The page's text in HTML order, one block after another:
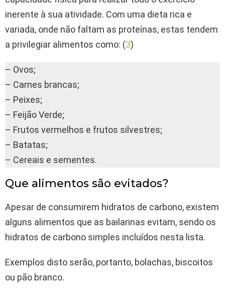
inerente à sua atividade. Com uma dieta rica e
variada, onde não faltam as proteínas, estas tendem
a privilegiar alimentos como: (3)
– Ovos;
– Carnes brancas;
– Peixes;
– Feijão Verde;
– Frutos vermelhos e frutos silvestres;
– Batatas;
– Cereais e sementes.
Que alimentos são evitados?
Apesar de consumirem hidratos de carbono, existem
alguns alimentos que as bailarinas evitam, sendo os
hidratos de carbono simples incluídos nesta lista.
Exemplos disto serão, portanto, bolachas, biscoitos
ou pão branco.